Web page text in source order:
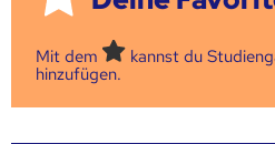
Mit dem
kannst du
hinzufügen.